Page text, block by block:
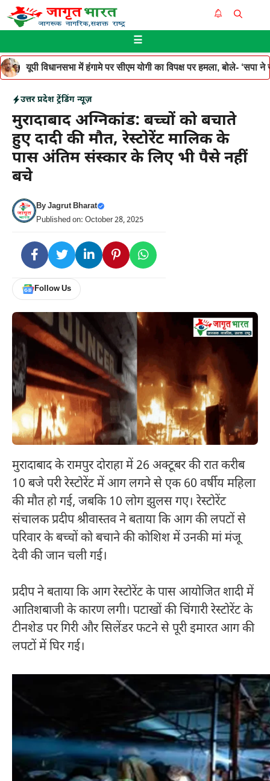
Skip
to
☰
यूपी विधानसभा में हंगामे पर सीएम योगी का विपक्ष पर हमला, बोले- ‘सपा ने
उत्तर प्रदेश ट्रेंडिंग न्यूज़
मुरादाबाद अग्निकांड: बच्चों को बचाते
हुए दादी की मौत, रेस्टोरेंट मालिक के
पास अंतिम संस्कार के लिए भी पैसे नहीं
बचे
ByJagrut Bharat
Published on: October 28, 2025
Follow Us
मुरादाबाद के रामपुर दोराहा में 26 अक्टूबर की रात करीब
10 बजे परी रेस्टोरेंट में आग लगने से एक 60 वर्षीय महिला
की मौत हो गई, जबकि 10 लोग झुलस गए। रेस्टोरेंट
संचालक प्रदीप श्रीवास्तव ने बताया कि आग की लपटों से
परिवार के बच्चों को बचाने की कोशिश में उनकी मां मंजू
देवी की जान चली गई।
प्रदीप ने बताया कि आग रेस्टोरेंट के पास आयोजित शादी में
आतिशबाजी के कारण लगी। पटाखों की चिंगारी रेस्टोरेंट के
टीनशेड पर गिरी और सिलेंडर फटने से पूरी इमारत आग की
लपटों में घिर गई।